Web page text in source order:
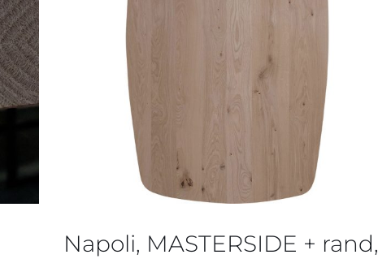
Napoli, MASTERSIDE + rand,